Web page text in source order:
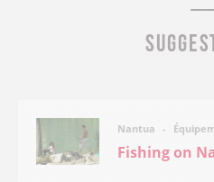
Nantua
Fishing on